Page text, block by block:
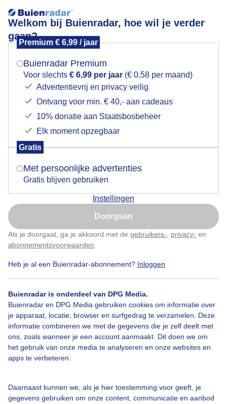
Welkom bij Buienradar, hoe wil je verder
gaan?
Premium € 6,99 / jaar
Buienradar Premium
Voor slechts € 6,99 per jaar (€ 0,58 per maand)
Advertentievrij en privacy veilig
Ontvang voor min. € 40,- aan cadeaus
10% donatie aan Staatsbosbeheer
Elk moment opzegbaar
Gratis
Met persoonlijke advertenties
Gratis blijven gebruiken
Instellingen
Doorgaan
Als je doorgaat, ga je akkoord met de gebruikers- privacy- en
abonnementsvoorwaarden
Heb je al een Buienradar-abonnement? Inloggen
Buienradar is onderdeel van DPG Media.
Buienradar en DPG Media gebruiken cookies om informatie over
je apparaat, locatie, browser en surfgedrag te verzamelen. Deze
informatie combineren we met de gegevens die je zelf deelt met
ons, zoals wanneer je een account aanmaakt. Dit doen we om
het gebruik van onze media te analyseren en onze websites en
apps te verbeteren.
Daarnaast kunnen we, als je hier toestemming voor geeft, je
gegevens gebruiken om onze content, communicatie en aanbod
Kleine stapelwolkjes
Goedemorgen
Een moment geduld aub...
Mogen we je locatie gebruiken voor het
Indien je hier nog geen akkoord op hebt gegeven,
verschijnt er zo een pop-up uit je browser waarin
Is goed, toon de popup
Nu niet, misschien later
Klik hierom dit aan te passen